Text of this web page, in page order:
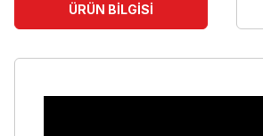
ÜRÜN BILGISI